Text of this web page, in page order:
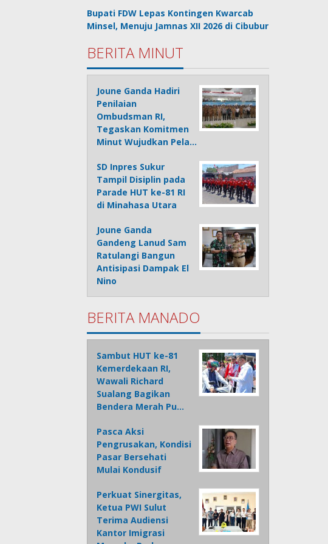
Bupati FDW Lepas Kontingen Kwarcab
Minsel, Menuju Jamnas XII 2026 di Cibubur
BERITA MINUT
Joune Ganda Hadiri
Penilaian
Ombudsman RI,
Tegaskan Komitmen
Minut Wujudkan Pela…
SD Inpres Sukur
Tampil Disiplin pada
Parade HUT ke-81 RI
di Minahasa Utara
Joune Ganda
Gandeng Lanud Sam
Ratulangi Bangun
Antisipasi Dampak El
Nino
BERITA MANADO
Sambut HUT ke-81
Kemerdekaan RI,
Wawali Richard
Sualang Bagikan
Bendera Merah Pu…
Pasca Aksi
Pengrusakan, Kondisi
Pasar Bersehati
Mulai Kondusif
Perkuat Sinergitas,
Ketua PWI Sulut
Terima Audiensi
Kantor Imigrasi